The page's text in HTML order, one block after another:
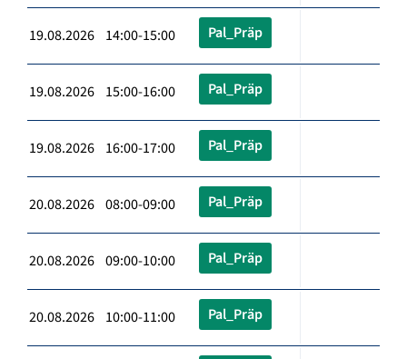
19.08.2026 14:00-15:00 Pal_Präp
19.08.2026 15:00-16:00 Pal_Präp
19.08.2026 16:00-17:00 Pal_Präp
20.08.2026 08:00-09:00 Pal_Präp
20.08.2026 09:00-10:00 Pal_Präp
20.08.2026 10:00-11:00 Pal_Präp